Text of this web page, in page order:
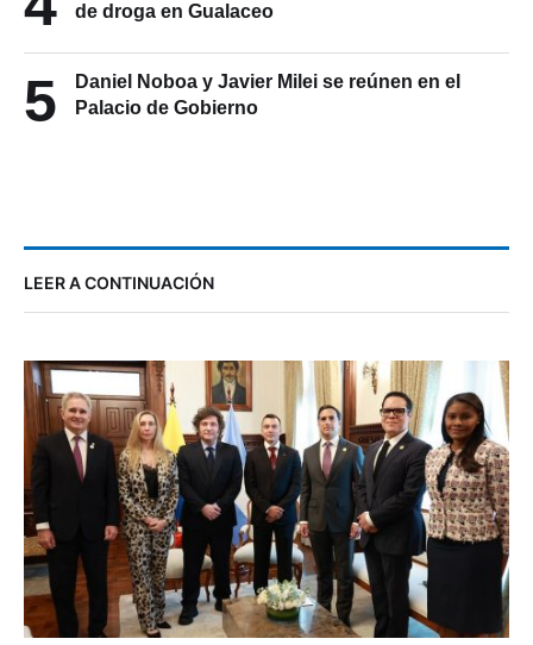
de droga en Gualaceo
5
Daniel Noboa y Javier Milei se reúnen en el
Palacio de Gobierno
LEER A CONTINUACIÓN